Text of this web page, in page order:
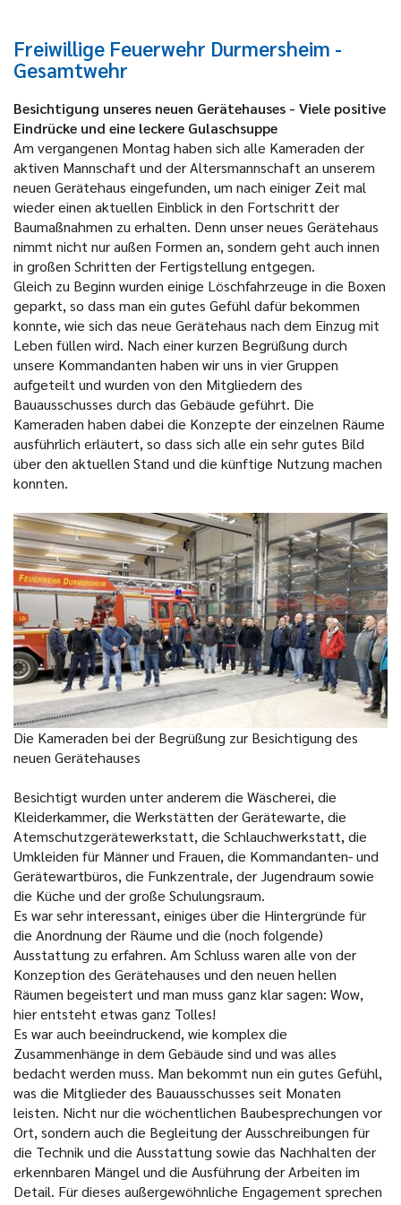
Freiwillige Feuerwehr Durmersheim -
Gesamtwehr
Besichtigung unseres neuen Gerätehauses - Viele positive
Eindrücke und eine leckere Gulaschsuppe
Am vergangenen Montag haben sich alle Kameraden der
aktiven Mannschaft und der Altersmannschaft an unserem
neuen Gerätehaus eingefunden, um nach einiger Zeit mal
wieder einen aktuellen Einblick in den Fortschritt der
Baumaßnahmen zu erhalten. Denn unser neues Gerätehaus
nimmt nicht nur außen Formen an, sondern geht auch innen
in großen Schritten der Fertigstellung entgegen.
Gleich zu Beginn wurden einige Löschfahrzeuge in die Boxen
geparkt, so dass man ein gutes Gefühl dafür bekommen
konnte, wie sich das neue Gerätehaus nach dem Einzug mit
Leben füllen wird. Nach einer kurzen Begrüßung durch
unsere Kommandanten haben wir uns in vier Gruppen
aufgeteilt und wurden von den Mitgliedern des
Bauausschusses durch das Gebäude geführt. Die
Kameraden haben dabei die Konzepte der einzelnen Räume
ausführlich erläutert, so dass sich alle ein sehr gutes Bild
über den aktuellen Stand und die künftige Nutzung machen
konnten.
Die Kameraden bei der Begrüßung zur Besichtigung des
neuen Gerätehauses
Besichtigt wurden unter anderem die Wäscherei, die
Kleiderkammer, die Werkstätten der Gerätewarte, die
Atemschutzgerätewerkstatt, die Schlauchwerkstatt, die
Umkleiden für Männer und Frauen, die Kommandanten- und
Gerätewartbüros, die Funkzentrale, der Jugendraum sowie
die Küche und der große Schulungsraum.
Es war sehr interessant, einiges über die Hintergründe für
die Anordnung der Räume und die (noch folgende)
Ausstattung zu erfahren. Am Schluss waren alle von der
Konzeption des Gerätehauses und den neuen hellen
Räumen begeistert und man muss ganz klar sagen: Wow,
hier entsteht etwas ganz Tolles!
Es war auch beeindruckend, wie komplex die
Zusammenhänge in dem Gebäude sind und was alles
bedacht werden muss. Man bekommt nun ein gutes Gefühl,
was die Mitglieder des Bauausschusses seit Monaten
leisten. Nicht nur die wöchentlichen Baubesprechungen vor
Ort, sondern auch die Begleitung der Ausschreibungen für
die Technik und die Ausstattung sowie das Nachhalten der
erkennbaren Mängel und die Ausführung der Arbeiten im
Detail. Für dieses außergewöhnliche Engagement sprechen